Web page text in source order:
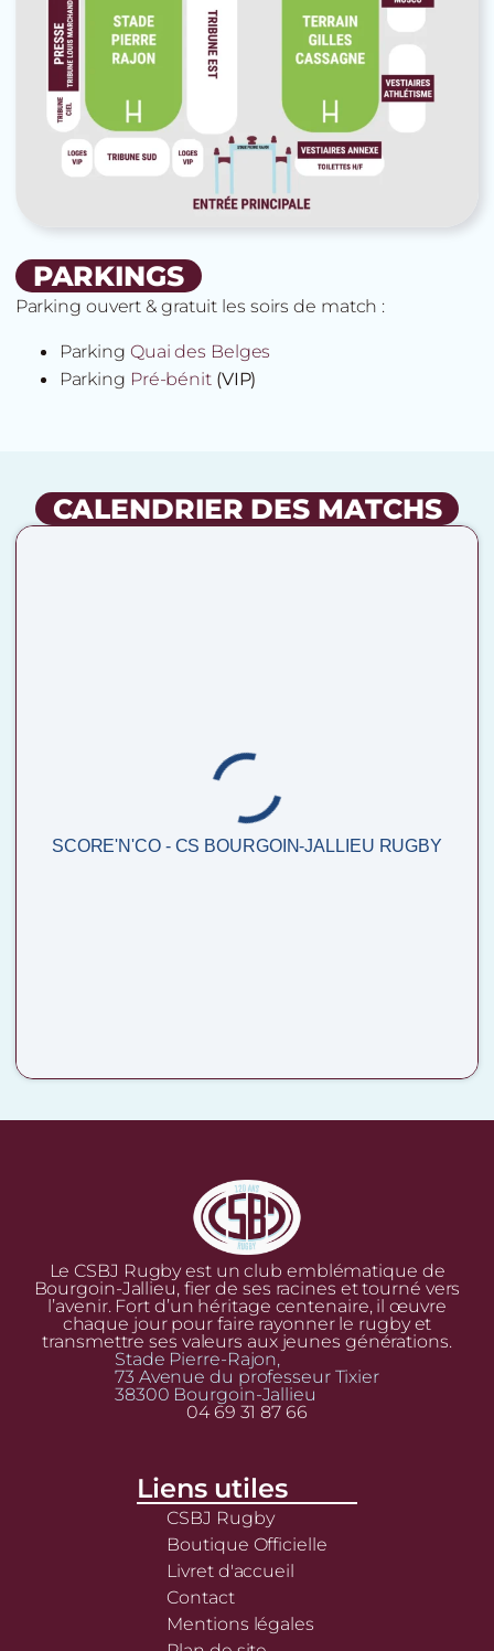
PARKINGS
Parking ouvert & gratuit les soirs de match :
Parking Quai des Belges
Parking Pré-bénit (VIP)
CALENDRIER DES MATCHS
SCORE'N'CO - CS BOURGOIN-JALLIEU RUGBY
Le CSBJ Rugby est un club emblématique de
Bourgoin-Jallieu, fier de ses racines et tourné vers
l’avenir. Fort d’un héritage centenaire, il œuvre
chaque jour pour faire rayonner le rugby et
transmettre ses valeurs aux jeunes générations.
Stade Pierre-Rajon,
73 Avenue du professeur Tixier
38300 Bourgoin-Jallieu
04 69 31 87 66
Liens utiles
CSBJ Rugby
Boutique Officielle
Livret d'accueil
Contact
Mentions légales